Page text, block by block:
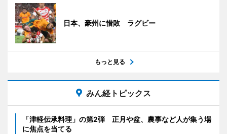
日本、豪州に惜敗 ラグビー
もっと見る
みん経トピックス
「津軽伝承料理」の第2弾 正月や盆、農事など人が集う場
に焦点を当てる